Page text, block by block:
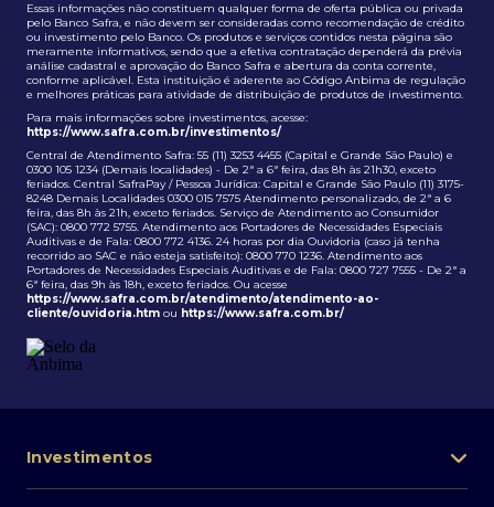
Essas informações não constituem qualquer forma de oferta pública ou privada
pelo Banco Safra, e não devem ser consideradas como recomendação de crédito
ou investimento pelo Banco. Os produtos e serviços contidos nesta página são
meramente informativos, sendo que a efetiva contratação dependerá da prévia
análise cadastral e aprovação do Banco Safra e abertura da conta corrente,
conforme aplicável. Esta instituição é aderente ao Código Anbima de regulação
e melhores práticas para atividade de distribuição de produtos de investimento.
Para mais informações sobre investimentos, acesse:
https://www.safra.com.br/investimentos/
Central de Atendimento Safra: 55 (11) 3253 4455 (Capital e Grande São Paulo) e
0300 105 1234 (Demais localidades) - De 2ª a 6ª feira, das 8h às 21h30, exceto
feriados. Central SafraPay / Pessoa Jurídica: Capital e Grande São Paulo (11) 3175-
8248 Demais Localidades 0300 015 7575 Atendimento personalizado, de 2ª a 6
feira, das 8h às 21h, exceto feriados. Serviço de Atendimento ao Consumidor
(SAC): 0800 772 5755. Atendimento aos Portadores de Necessidades Especiais
Auditivas e de Fala: 0800 772 4136. 24 horas por dia Ouvidoria (caso já tenha
recorrido ao SAC e não esteja satisfeito): 0800 770 1236. Atendimento aos
Portadores de Necessidades Especiais Auditivas e de Fala: 0800 727 7555 - De 2ª a
6ª feira, das 9h às 18h, exceto feriados. Ou acesse
https://www.safra.com.br/atendimento/atendimento-ao-
cliente/ouvidoria.htm ou https://www.safra.com.br/
Investimentos